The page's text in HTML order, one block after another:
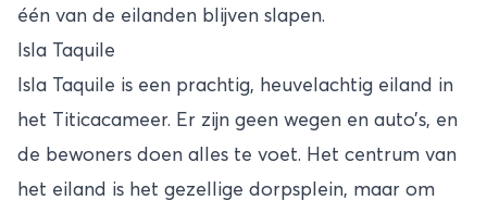
één van de eilanden blijven slapen.
Isla Taquile
Isla Taquile is een prachtig, heuvelachtig eiland in
het Titicacameer. Er zijn geen wegen en auto’s, en
de bewoners doen alles te voet. Het centrum van
het eiland is het gezellige dorpsplein, maar om